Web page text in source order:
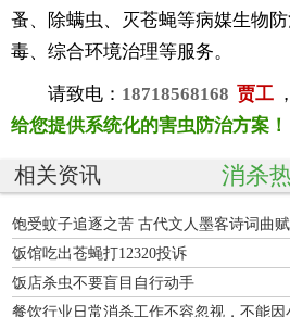
蚤、除螨虫、灭苍蝇等病媒生物
毒、综合环境治理等服务。
请致电： 18718568168 贾工 ，
给您提供系统化的害虫防治方案！
相关资讯 消杀
饱受蚊子追逐之苦 古代文人墨客诗词曲
饭馆吃出苍蝇打12320投诉
饭店杀虫不要盲目自行动手
餐饮行业日常消杀工作不容忽视，不能因